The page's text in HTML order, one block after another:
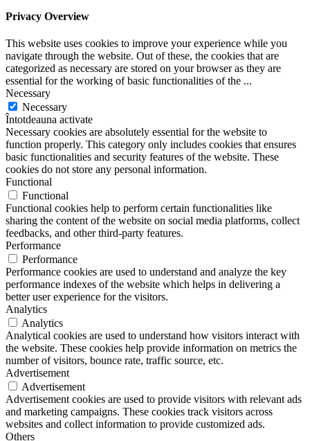
Privacy Overview
This website uses cookies to improve your experience while you
navigate through the website. Out of these, the cookies that are
categorized as necessary are stored on your browser as they are
essential for the working of basic functionalities of the ...
Necessary
Necessary
Întotdeauna activate
Necessary cookies are absolutely essential for the website to
function properly. This category only includes cookies that ensures
basic functionalities and security features of the website. These
cookies do not store any personal information.
Functional
Functional
Functional cookies help to perform certain functionalities like
sharing the content of the website on social media platforms, collect
feedbacks, and other third-party features.
Performance
Performance
Performance cookies are used to understand and analyze the key
performance indexes of the website which helps in delivering a
better user experience for the visitors.
Analytics
Analytics
Analytical cookies are used to understand how visitors interact with
the website. These cookies help provide information on metrics the
number of visitors, bounce rate, traffic source, etc.
Advertisement
Advertisement
Advertisement cookies are used to provide visitors with relevant ads
and marketing campaigns. These cookies track visitors across
websites and collect information to provide customized ads.
Others